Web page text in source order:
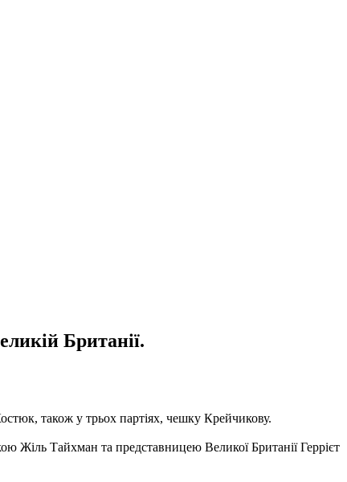
Британії.
також у трьох партіях, чешку Крейчикову.
Жіль Тайхман та представницею Великої Британії Геррієт